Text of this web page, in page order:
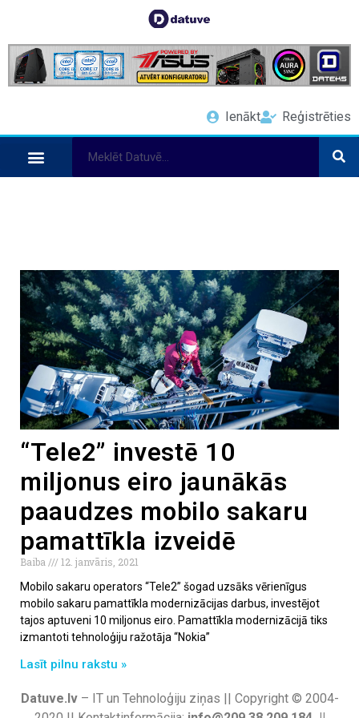
Ienākt Reģistrēties
“Tele2” investē 10
miljonus eiro jaunākās
paaudzes mobilo sakaru
pamattīkla izveidē
Baiba
12. janvāris, 2021
Mobilo sakaru operators “Tele2” šogad uzsāks vērienīgus
mobilo sakaru pamattīkla modernizācijas darbus, investējot
tajos aptuveni 10 miljonus eiro. Pamattīkla modernizācijā tiks
izmantoti tehnoloģiju ražotāja “Nokia”
Lasīt pilnu rakstu »
Datuve.lv– IT un Tehnoloģiju ziņas || Copyright © 2004-